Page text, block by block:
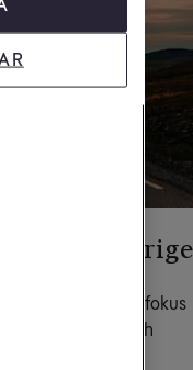
i hela Sverige
procent av
yta. Vårt fokus
människor bor och